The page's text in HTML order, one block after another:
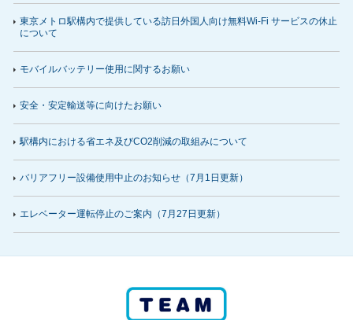
東京メトロ駅構内で提供している訪日外国人向け無料Wi-Fi サービスの休止
について
モバイルバッテリー使用に関するお願い
安全・安定輸送等に向けたお願い
駅構内における省エネ及びCO2削減の取組みについて
バリアフリー設備使用中止のお知らせ（7月1日更新）
エレベーター運転停止のご案内（7月27日 更新）